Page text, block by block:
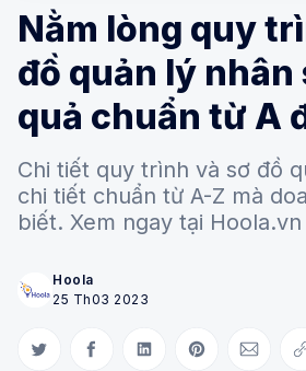
Nằm lòng quy
đồ quản lý nhân
quả chuẩn từ A
Chi tiết quy trình và sơ đồ
chi tiết chuẩn từ A-Z mà
biết. Xem ngay tại Hoola.vn
Hoola
25 Th03 2023
Share on Twitter
Share on Facebook
Share on LinkedIn
Share onShare